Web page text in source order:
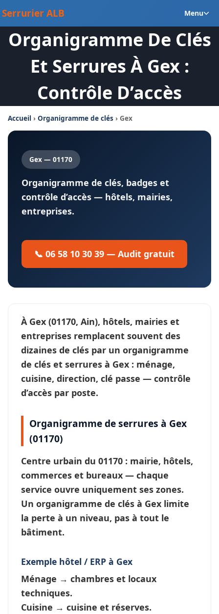
au
contenu
Serrurier ALB Menu
Organigramme De Clés
Et Serrures À Gex :
Contrôle D’accès
Accueil › Organigramme de clés › Gex
Gex — 01170
Organigramme de clés, badges et
contrôle d’accès — hôtels, mairies,
entreprises.
📞 06 58 10 30 39 — Audit gratuit
À Gex (01170, Ain), hôtels, mairies et
entreprises remplacent souvent des
dizaines de clés par un organigramme
de clés et serrures à Gex : ménage,
cuisine, direction, clé passe — contrôle
d’accès par poste.
Organigramme de serrures à Gex
(01170)
Centre urbain du 01170 : mairie, hôtels,
commerces et bureaux — chaque
service ouvre uniquement ses zones.
Un organigramme de clés à Gex limite
la perte à un niveau, pas à tout le
bâtiment.
Exemple hôtel / ERP à Gex
Ménage → chambres et locaux
techniques.
Cuisine → cuisine et réserves.